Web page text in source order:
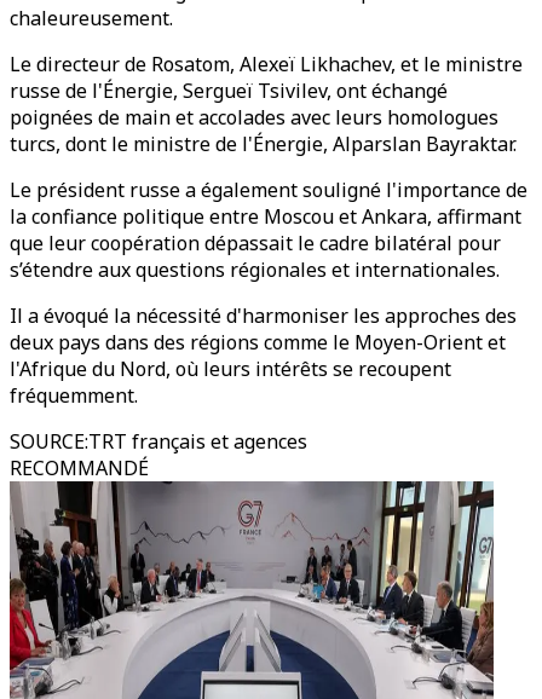
chaleureusement.
Le directeur de Rosatom, Alexeï Likhachev, et le ministre
russe de l'Énergie, Sergueï Tsivilev, ont échangé
poignées de main et accolades avec leurs homologues
turcs, dont le ministre de l'Énergie, Alparslan Bayraktar.
Le président russe a également souligné l'importance de
la confiance politique entre Moscou et Ankara, affirmant
que leur coopération dépassait le cadre bilatéral pour
s’étendre aux questions régionales et internationales.
Il a évoqué la nécessité d'harmoniser les approches des
deux pays dans des régions comme le Moyen-Orient et
l'Afrique du Nord, où leurs intérêts se recoupent
fréquemment.
SOURCE:TRT français et agences
RECOMMANDÉ